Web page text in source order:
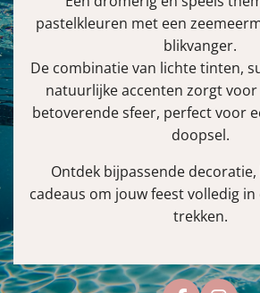
pastelkleuren met een
blikvanger.
De combinatie van lichte tinten,
natuurlijke accenten zorgt voor
betoverende sfeer, perfect voor
doopsel.
Ontdek bijpassende
cadeaus om jouw feest volledig
trekken.